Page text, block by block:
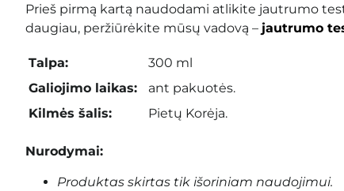
Prieš pirmą kartą naudodami atlikite jautrumo
daugiau, peržiūrėkite mūsų vadovą – jautrumo
Talpa:
300 ml
Galiojimo laikas:
ant pakuotės.
Kilmės šalis:
Pietų Korėja.
Nurodymai:
Produktas skirtas tik išoriniam naudojimui.